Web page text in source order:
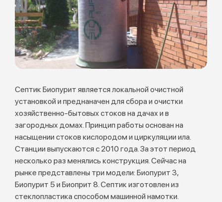
Септик Биопурит является локальной очистной
установкой и преднаначен для сбора и очистки
хозяйственно-бытовых стоков на дачах и в
загородных домах. Принцип работы основан на
насыщении стоков кислородом и циркуляции ила.
Станции выпускаются с 2010 года. За этот период
несколько раз менялись конструкция. Сейчас на
рынке представлены три модели: Биопурит 3,
Биопурит 5 и Биоприт 8. Септик изготовлен из
стеклопластика способом машинной намотки.